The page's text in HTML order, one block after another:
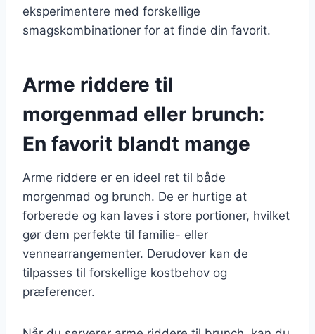
eksperimentere med forskellige
smagskombinationer for at finde din favorit.
Arme riddere til
morgenmad eller brunch:
En favorit blandt mange
Arme riddere er en ideel ret til både
morgenmad og brunch. De er hurtige at
forberede og kan laves i store portioner, hvilket
gør dem perfekte til familie- eller
vennearrangementer. Derudover kan de
tilpasses til forskellige kostbehov og
præferencer.